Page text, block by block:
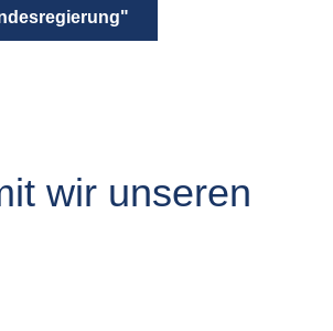
wir unseren